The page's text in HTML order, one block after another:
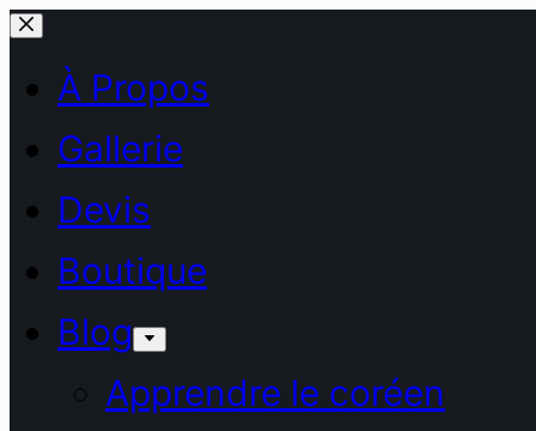
Passer
contenuÀ Propos
Gallerie
Devis
Boutique
Blog
Apprendre le coréen